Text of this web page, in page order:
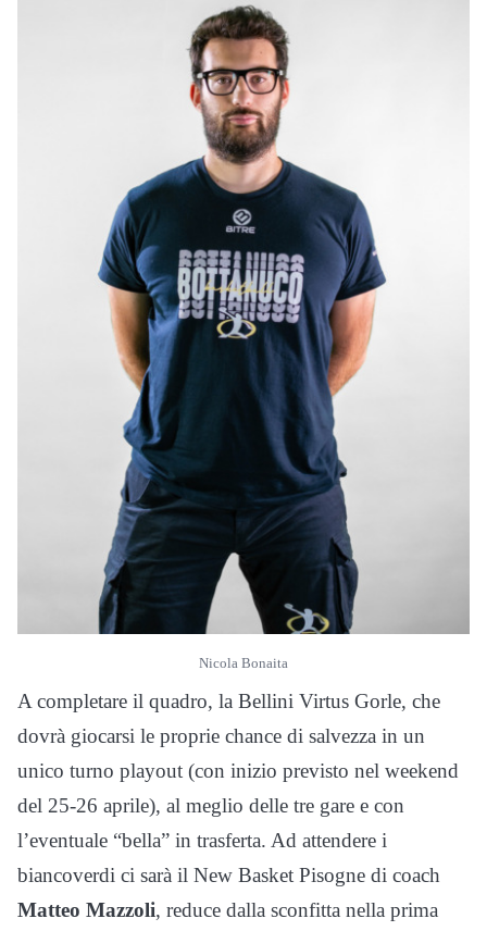
Nicola Bonaita
A completare il quadro, la Bellini Virtus Gorle, che
dovrà giocarsi le proprie chance di salvezza in un
unico turno playout (con inizio previsto nel weekend
del 25-26 aprile), al meglio delle tre gare e con
l’eventuale “bella” in trasferta. Ad attendere i
biancoverdi ci sarà il New Basket Pisogne di coach
Matteo Mazzoli, reduce dalla sconfitta nella prima